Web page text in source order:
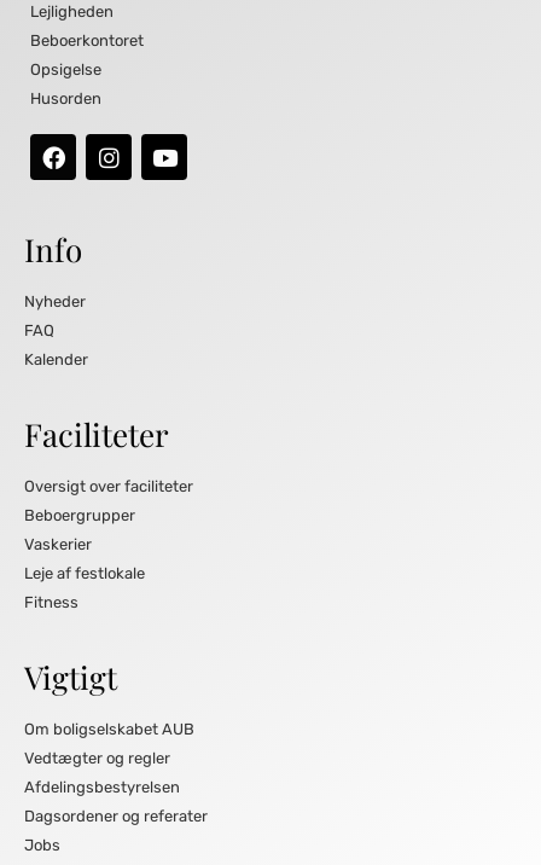
Lejligheden
Beboerkontoret
Opsigelse
Husorden
Info
Nyheder
FAQ
Kalender
Faciliteter
Oversigt over faciliteter
Beboergrupper
Vaskerier
Leje af festlokale
Fitness
Vigtigt
Om boligselskabet AUB
Vedtægter og regler
Afdelingsbestyrelsen
Dagsordener og referater
Jobs